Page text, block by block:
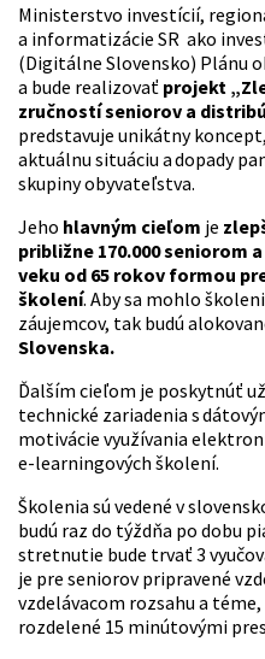
Ministerstvo investícií,
a informatizácie SR ako
(Digitálne Slovensko) Plánu
a bude realizovať projekt
zručností seniorov a
predstavuje unikátny
aktuálnu situáciu a dopady
skupiny obyvateľstva.
Jeho hlavným cieľom je
približne 170.000 seniorom
veku od 65 rokov formou
školení. Aby sa mohlo
záujemcov, tak budú
Slovenska.
Ďalším cieľom je poskytnúť
technické zariadenia s
motivácie využívania
e‑learningových školení.
Školenia sú vedené v
budú raz do týždňa po dobu
stretnutie bude trvať 3
je pre seniorov pripravené
vzdelávacom rozsahu a
rozdelené 15 minútovými